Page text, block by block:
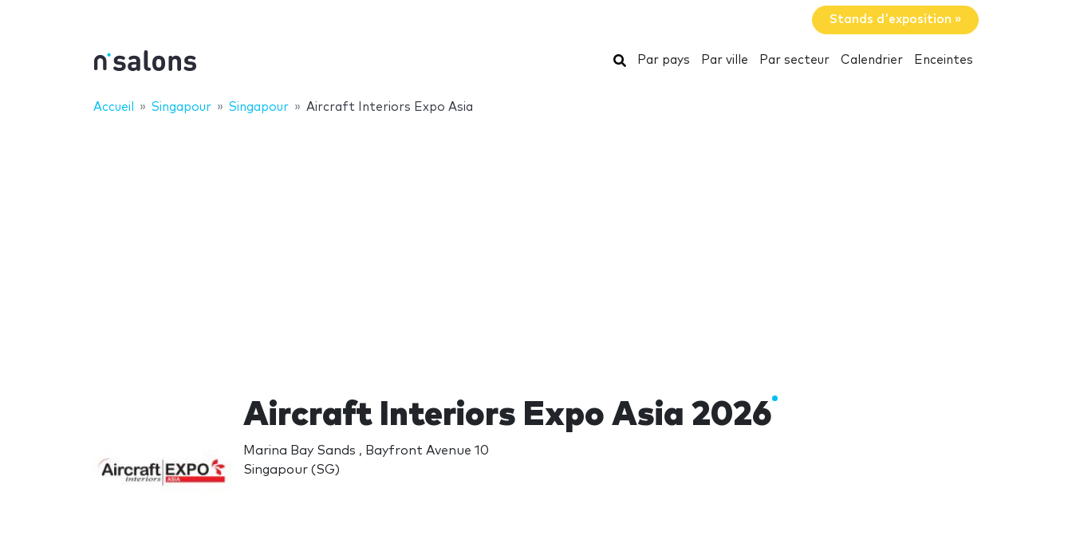
Stands d'exposition »
Rechercher
Par pays Par ville Par secteur Calendrier Enceintes
Accueil Singapour Singapour Aircraft Interiors Expo Asia
Aircraft Interiors Expo Asia 2026
Marina Bay Sands , Bayfront Avenue 10
Singapour (SG)